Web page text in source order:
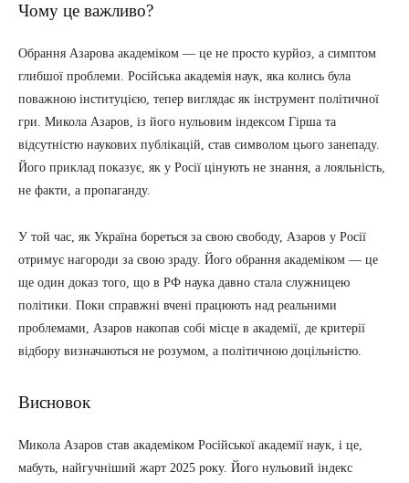
Чому це важливо?
Обрання Азарова академіком — це не просто курйоз, а симптом
глибшої проблеми. Російська академія наук, яка колись була
поважною інституцією, тепер виглядає як інструмент політичної
гри. Микола Азаров, із його нульовим індексом Гірша та
відсутністю наукових публікацій, став символом цього занепаду.
Його приклад показує, як у Росії цінують не знання, а лояльність,
не факти, а пропаганду.
У той час, як Україна бореться за свою свободу, Азаров у Росії
отримує нагороди за свою зраду. Його обрання академіком — це
ще один доказ того, що в РФ наука давно стала служницею
політики. Поки справжні вчені працюють над реальними
проблемами, Азаров накопав собі місце в академії, де критерії
відбору визначаються не розумом, а політичною доцільністю.
Висновок
Микола Азаров став академіком Російської академії наук, і це,
мабуть, найгучніший жарт 2025 року. Його нульовий індекс